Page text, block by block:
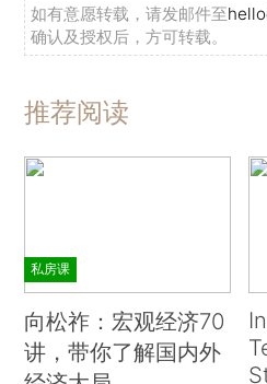
如有意愿转载，请发邮件至
确认及授权后，方可转载。
推荐阅读
私房课
向松祚：宏观经济70
讲，带你了解国内外